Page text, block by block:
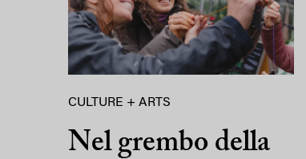
CULTURE + ARTS
Nel grembo della